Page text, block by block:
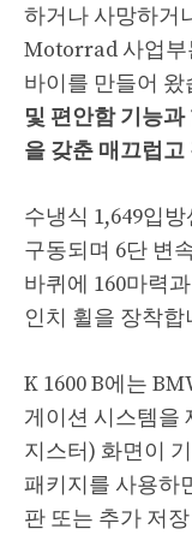
하거나 사망하거
Motorrad 사업부
바이를 만들어 왔
및 편안함 기능
을 갖춘 매끄럽
수냉식 1,649입
구동되며 6단 변
바퀴에 160마력
인치 휠을 장착
K 1600 B에는
게이션 시스템을
지스터) 화면이
패키지를 사용하
판 또는 추가 저